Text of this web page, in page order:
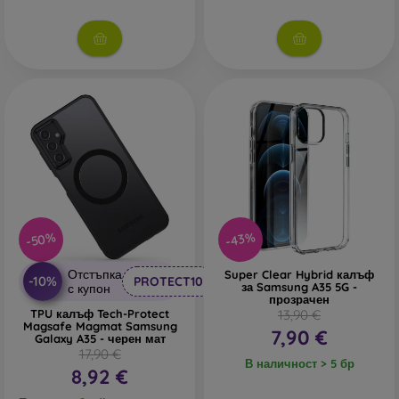
В нашия онлайн магазин
ще намерите десетки
интересни калъфи за телефони, изработени от различни
материали. Просто изберете този, който е за вас.
-50%
-10%
Отстъпка
с купон
PROTECT10
TPU калъф Tech-Protect
Magsafe Magmat Samsung
Galaxy A35 - черен мат
17,90 €
8,92 €
-43%
Super Clear Hybrid калъф
за Samsung A35 5G -
прозрачен
13,90 €
7,90 €
В наличност > 5 бр